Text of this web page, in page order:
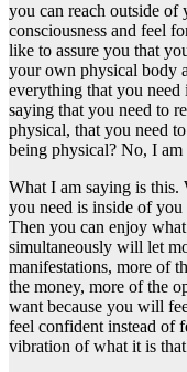
you can reach outside
consciousness and feel
like to assure you that
your own physical body
everything that you
saying that you need to
physical, that you need
being physical? No, I am
What I am saying is
you need is inside of
Then you can enjoy
simultaneously will let
manifestations, more of
the money, more of the
want because you will
feel confident instead of
vibration of what it is